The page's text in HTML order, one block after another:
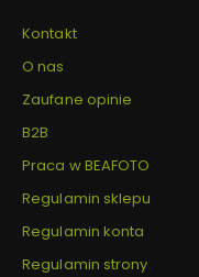
Kontakt
O nas
Zaufane opinie
B2B
Praca w BEAFOTO
Regulamin sklepu
Regulamin konta
Regulamin strony